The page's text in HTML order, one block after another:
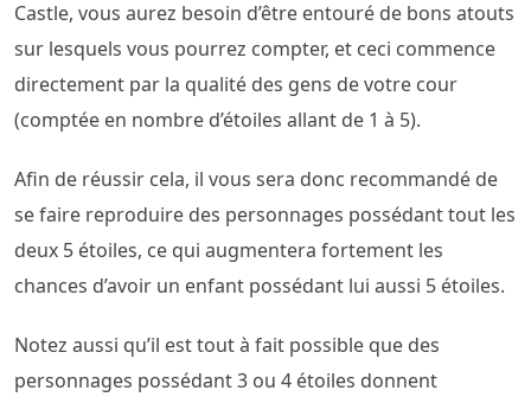
Castle, vous aurez besoin d’être entouré de bons atouts
sur lesquels vous pourrez compter, et ceci commence
directement par la qualité des gens de votre cour
(comptée en nombre d’étoiles allant de 1 à 5).
Afin de réussir cela, il vous sera donc recommandé de
se faire reproduire des personnages possédant tout les
deux 5 étoiles, ce qui augmentera fortement les
chances d’avoir un enfant possédant lui aussi 5 étoiles.
Notez aussi qu’il est tout à fait possible que des
personnages possédant 3 ou 4 étoiles donnent